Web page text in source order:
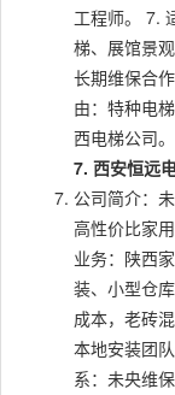
工程师。 7.
梯、展馆景
长期维保合
由：特种电
西电梯公司。
7. 西安恒远
公司简介：
高性价比家
业务：陕西
装、小型仓
成本，老砖
本地安装团
系：未央维